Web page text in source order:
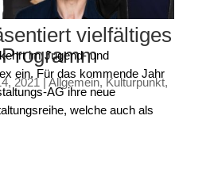
vielfältiges
2021 Allgemein, Kulturpunkt,
im Jugend- und
ein. Für das kommende Jahr
AG ihre neue
welche auch als